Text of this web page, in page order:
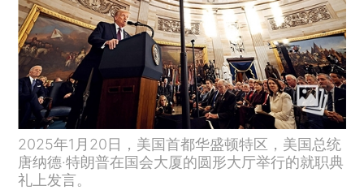
2025年1月20日，美国首都华盛顿特区，美国总统
唐纳德·特朗普在国会大厦的圆形大厅举行的就职典
礼上发言。